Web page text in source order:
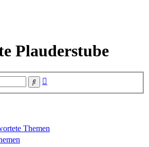
Plauderstube
Suche
Themen